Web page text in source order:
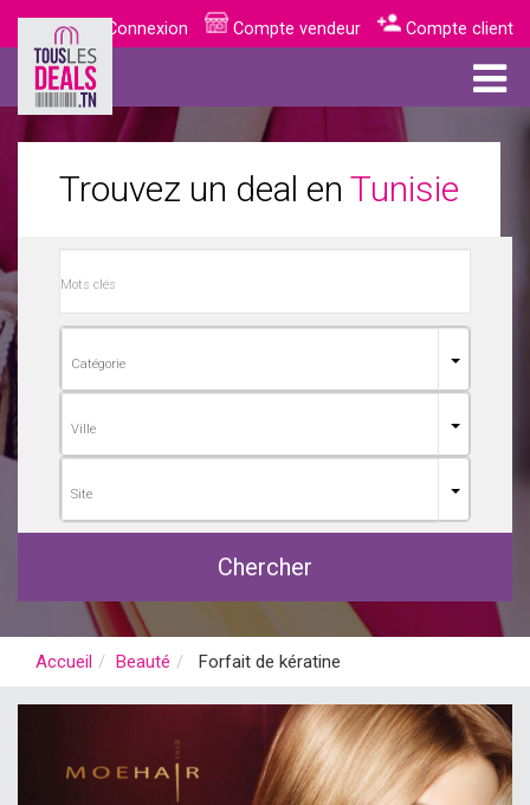
Connexion Compte vendeur Compte client
Trouvez un deal en Tunisie
Chercher
Accueil Beauté Forfait de kératine